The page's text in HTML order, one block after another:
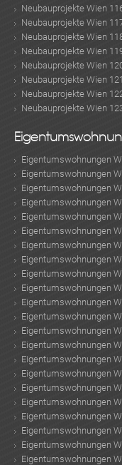
Neubauprojekte Wien
Neubauprojekte Wien
Neubauprojekte Wien
Neubauprojekte Wien
Neubauprojekte Wien
Neubauprojekte Wien
Neubauprojekte Wien
Neubauprojekte Wien
Eigentumswohnungen
Eigentumswohnungen
Eigentumswohnungen
Eigentumswohnungen
Eigentumswohnungen
Eigentumswohnungen
Eigentumswohnungen
Eigentumswohnungen
Eigentumswohnungen
Eigentumswohnungen
Eigentumswohnungen
Eigentumswohnungen
Eigentumswohnungen
Eigentumswohnungen
Eigentumswohnungen
Eigentumswohnungen
Eigentumswohnungen
Eigentumswohnungen
Eigentumswohnungen
Eigentumswohnungen
Eigentumswohnungen
Eigentumswohnungen